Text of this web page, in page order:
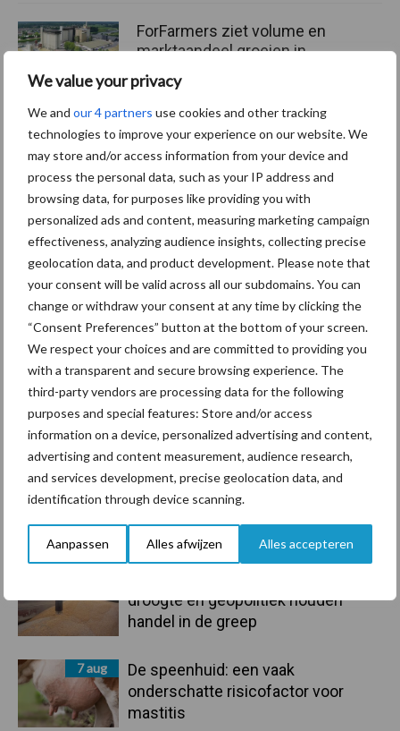
We value your privacy
We and our 4 partners use cookies and other tracking
technologies to improve your experience on our website. We
may store and/or access information from your device and
process the personal data, such as your IP address and
browsing data, for purposes like providing you with
personalized ads and content, measuring marketing campaign
effectiveness, analyzing audience insights, collecting precise
geolocation data, and product development. Please note that
your consent will be valid across all our subdomains. You can
change or withdraw your consent at any time by clicking the
“Consent Preferences” button at the bottom of your screen.
We respect your choices and are committed to providing you
with a transparent and secure browsing experience. The
third-party vendors are processing data for the following
purposes and special features: Store and/or access
information on a device, personalized advertising and content,
advertising and content measurement, audience research,
and services development, precise geolocation data, and
identification through device scanning.
Aanpassen Alles afwijzen Alles accepteren
Sidebar
Recent nieuws Partner nieuws
droogte en geopolitiek houden
handel in de greep
7 aug
De speenhuid: een vaak
onderschatte risicofactor voor
mastitis
ForFarmers ziet volume en
marktaandeel groeien in
krimpende Nederlandse
markt
Themapagina's
Diergezondheid Bemesting Fokkerij
Mastitis Hittestress
Toon meer